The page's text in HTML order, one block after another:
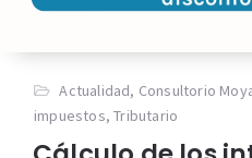
Actualidad, Consultorio
impuestos,Tributario